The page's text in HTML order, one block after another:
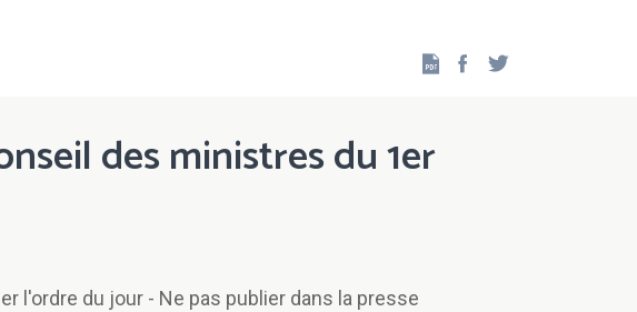
Facebook
des ministres du 1er
l'ordre du jour - Ne pas publier dans la presse